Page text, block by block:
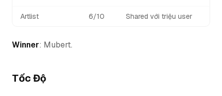
Artlist 6/10 Shared với triệu user
Winner: Mubert.
Tốc Độ